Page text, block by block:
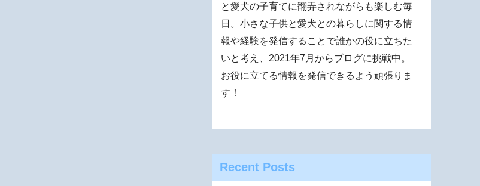
と愛犬の子育てに翻弄されながらも楽しむ毎
日。小さな子供と愛犬との暮らしに関する情
報や経験を発信することで誰かの役に立ちた
いと考え、2021年7月からブログに挑戦中。
お役に立てる情報を発信できるよう頑張りま
す！
Recent Posts